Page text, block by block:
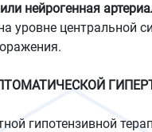
нейрогенная
уровне центральной
гипотензивной